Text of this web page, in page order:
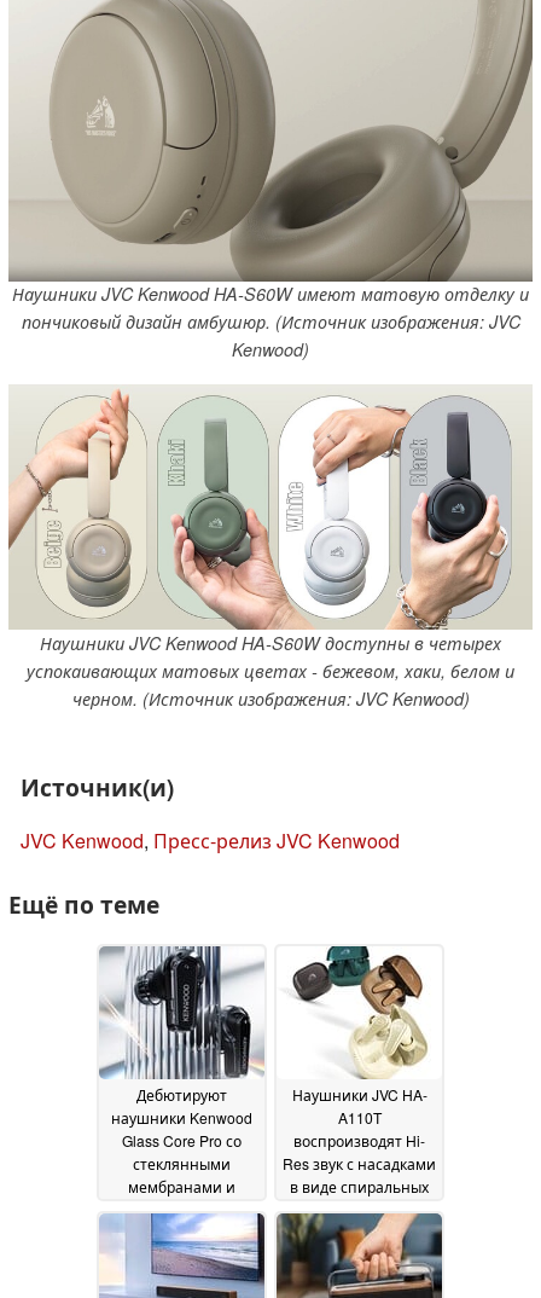
Наушники JVC Kenwood HA-S60W имеют матовую отделку и
пончиковый дизайн амбушюр. (Источник изображения: JVC
Kenwood)
Наушники JVC Kenwood HA-S60W доступны в четырех
успокаивающих матовых цветах - бежевом, хаки, белом и
черном. (Источник изображения: JVC Kenwood)
Источник(и)
JVC Kenwood, Пресс-релиз JVC Kenwood
Ещё по теме
Дебютируют
наушники Kenwood
Glass Core Pro со
стеклянными
мембранами и
MEMS-драйверами11
June 2026
Наушники JVC HA-
A110T
воспроизводят Hi-
Res звук с насадками
в виде спиральных
точек31 January 2026